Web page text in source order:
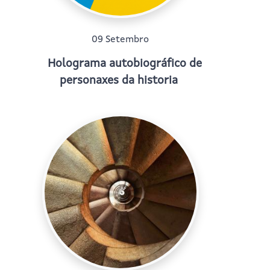
09 Setembro
Holograma autobiográfico de
personaxes da historia